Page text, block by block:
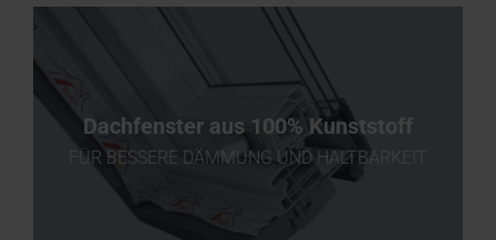
Dachfenster aus 100% Kunststoff
FÜR BESSERE DÄMMUNG UND HALTBARKEIT